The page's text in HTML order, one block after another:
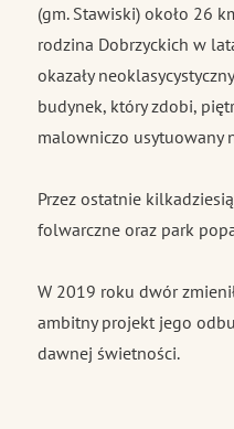
(gm. Stawiski) około 26
rodzina Dobrzyckich w
okazały
budynek, który zdobi,
malowniczo usytuowany
Przez ostatnie
folwarczne oraz park
W 2019 roku dwór
ambitny projekt jego
dawnej świetności.